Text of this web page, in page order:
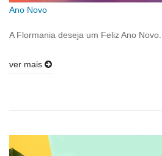
Ano Novo
A Flormania deseja um Feliz Ano Novo...
ver mais